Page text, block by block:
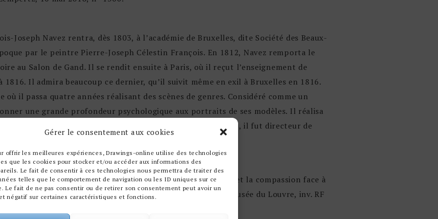
Gérer le consentement aux cookies
offrir les meilleures expériences, Drawings-online utilise des technologies
que les cookies pour stocker et/ou accéder aux informations des
Le fait de consentir à ces technologies nous permettra de traiter des
telles que le comportement de navigation ou les ID uniques sur ce
Le fait de ne pas consentir ou de retirer son consentement peut avoir un
négatif sur certaines caractéristiques et fonctions.
Joseph Navez rentra, dès 1803, à l’académie de Bruxelles, dite Société des Beaux-
par le peintre Pierre-Joseph Célestin François. En 1812, Navez remporta le
au Salon de Gand. Il se rendit ensuite à Paris, où il reçut l’enseignement de
1816. Il admira beaucoup ce dernier, qu’il suivit même en exil à Bruxelles en 1816.
il passa quatre années réalisant des scènes de genres. Considéré comme un
une grande profondeur psychologique aux portraits de ses modèles. Il réalisa
historiques, mythologiques et religieuses. De 1835 à 1862, il fut directeur de
de Bruxelles.
réalisa une Déploration du Christreprésentant la douleur et la compassion face à
au crayon gras avec un modelé très soigné (conservé au Musée du Louvre, inv. RF